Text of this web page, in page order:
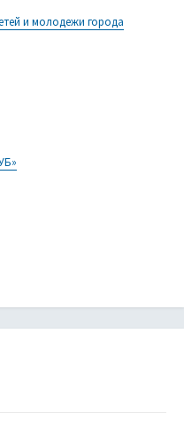
и молодежи города